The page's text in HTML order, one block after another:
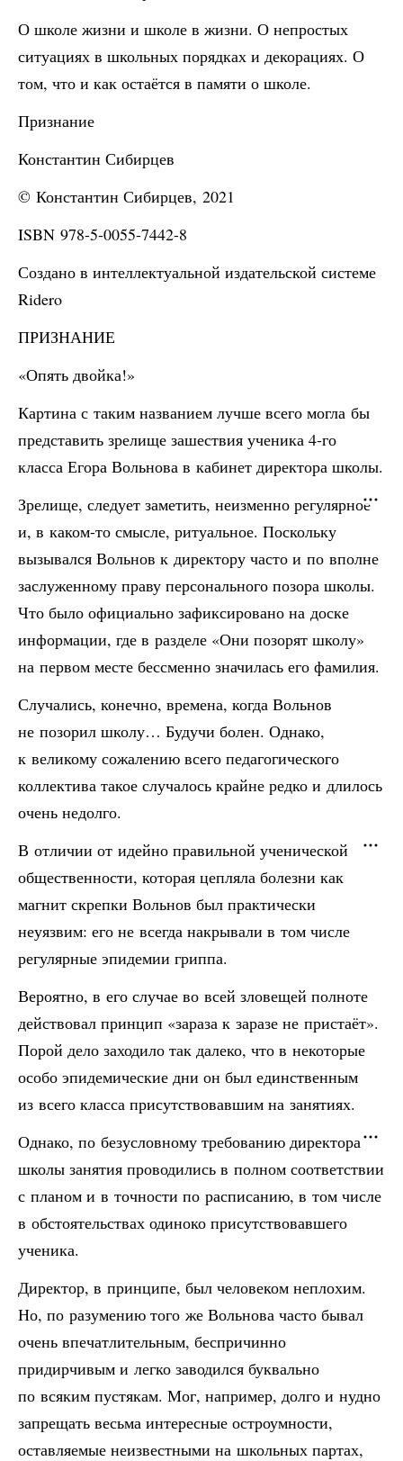
О школе жизни и школе в жизни. О непростых
ситуациях в школьных порядках и декорациях. О
том, что и как остаётся в памяти о школе.
Признание
Константин Сибирцев
© Константин Сибирцев, 2021
ISBN 978-5-0055-7442-8
Создано в интеллектуальной издательской системе
Ridero
ПРИЗНАНИЕ
«Опять двойка!»
Картина с таким названием лучше всего могла бы
представить зрелище зашествия ученика 4-го
класса Егора Вольнова в кабинет директора школы.
Зрелище, следует заметить, неизменно регулярное
и, в каком-то смысле, ритуальное. Поскольку
вызывался Вольнов к директору часто и по вполне
заслуженному праву персонального позора школы.
Что было официально зафиксировано на доске
информации, где в разделе «Они позорят школу»
на первом месте бессменно значилась его фамилия.
Случались, конечно, времена, когда Вольнов
не позорил школу… Будучи болен. Однако,
к великому сожалению всего педагогического
коллектива такое случалось крайне редко и длилось
очень недолго.
В отличии от идейно правильной ученической
общественности, которая цепляла болезни как
магнит скрепки Вольнов был практически
неуязвим: его не всегда накрывали в том числе
регулярные эпидемии гриппа.
Вероятно, в его случае во всей зловещей полноте
действовал принцип «зараза к заразе не пристаёт».
Порой дело заходило так далеко, что в некоторые
особо эпидемические дни он был единственным
из всего класса присутствовавшим на занятиях.
Однако, по безусловному требованию директора
школы занятия проводились в полном соответствии
с планом и в точности по расписанию, в том числе
в обстоятельствах одиноко присутствовавшего
ученика.
Директор, в принципе, был человеком неплохим.
Но, по разумению того же Вольнова часто бывал
очень впечатлительным, беспричинно
придирчивым и легко заводился буквально
по всяким пустякам. Мог, например, долго и нудно
запрещать весьма интересные остроумности,
оставляемые неизвестными на школьных партах,